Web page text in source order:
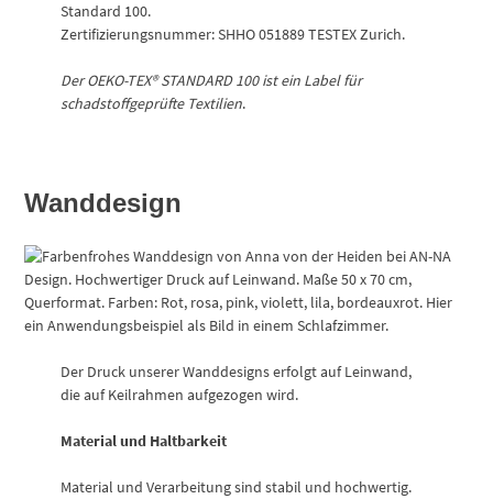
Standard 100.
Zertifizierungsnummer: SHHO 051889 TESTEX Zurich.
Der OEKO-TEX® STANDARD 100 ist ein Label für
schadstoffgeprüfte Textilien.
Wanddesign
Der Druck unserer Wanddesigns erfolgt auf Leinwand,
die auf Keilrahmen aufgezogen wird.
Material und Haltbarkeit
Material und Verarbeitung sind stabil und hochwertig.